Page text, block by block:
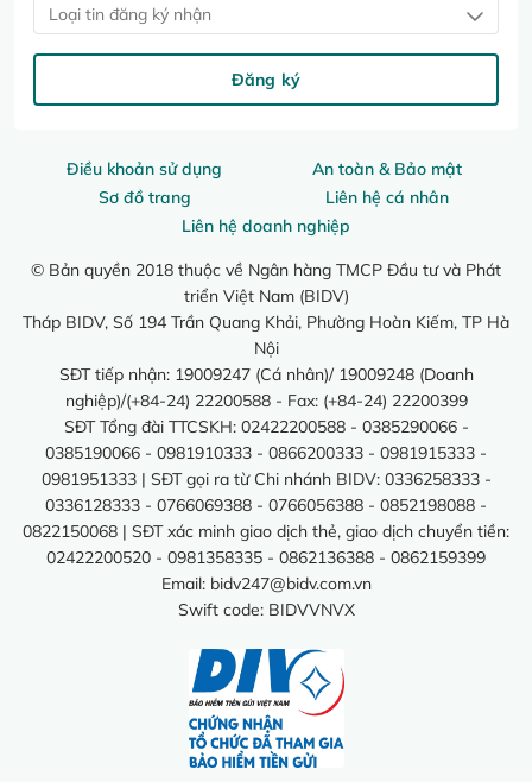
Điều khoản sử dụng
An toàn & Bảo mật
Sơ đồ trang
Liên hệ cá nhân
Liên hệ doanh nghiệp
© Bản quyền 2018 thuộc về Ngân hàng TMCP Đầu tư và Phát
triển Việt Nam (BIDV)
Tháp BIDV, Số 194 Trần Quang Khải, Phường Hoàn Kiếm, TP Hà
Nội
SĐT tiếp nhận: 19009247 (Cá nhân)/ 19009248 (Doanh
nghiệp)/(+84-24) 22200588 - Fax: (+84-24) 22200399
SĐT Tổng đài TTCSKH: 02422200588 - 0385290066 -
0385190066 - 0981910333 - 0866200333 - 0981915333 -
0981951333 | SĐT gọi ra từ Chi nhánh BIDV: 0336258333 -
0336128333 - 0766069388 - 0766056388 - 0852198088 -
0822150068 | SĐT xác minh giao dịch thẻ, giao dịch chuyển tiền:
02422200520 - 0981358335 - 0862136388 - 0862159399
Email: bidv247@bidv.com.vn
Swift code: BIDVVNVX
Loại tin đăng ký nhận
Đăng ký